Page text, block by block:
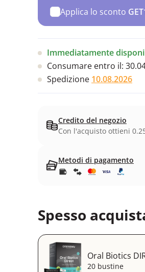
Applica lo sconto
Immediatamente
Consumare entro il:
Spedizione 10.08.2026
Credito del negozio
Con l'acquisto ottieni
Metodi di pagamento
Spesso
Oral Biotics
20 bustine